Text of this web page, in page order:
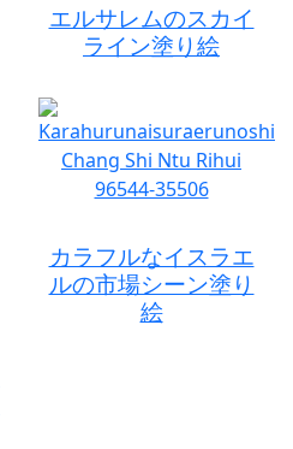
エルサレムのスカイ
ライン塗り絵
カラフルなイスラエ
ルの市場シーン塗り
絵